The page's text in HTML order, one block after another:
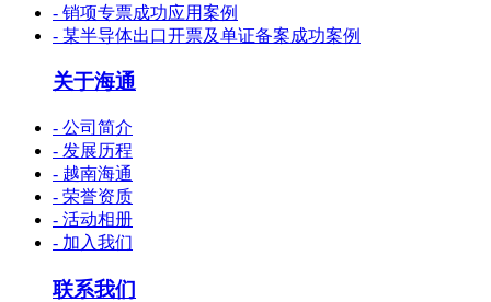
- 销项专票成功应用案例
- 某半导体出口开票及单证备案成功案例
关于海通
- 公司简介
- 发展历程
- 越南海通
- 荣誉资质
- 活动相册
- 加入我们
联系我们